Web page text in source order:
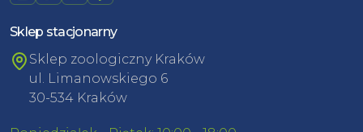
Sklep stacjonarny
Sklep zoologiczny Kraków
ul. Limanowskiego 6
30-534 Kraków